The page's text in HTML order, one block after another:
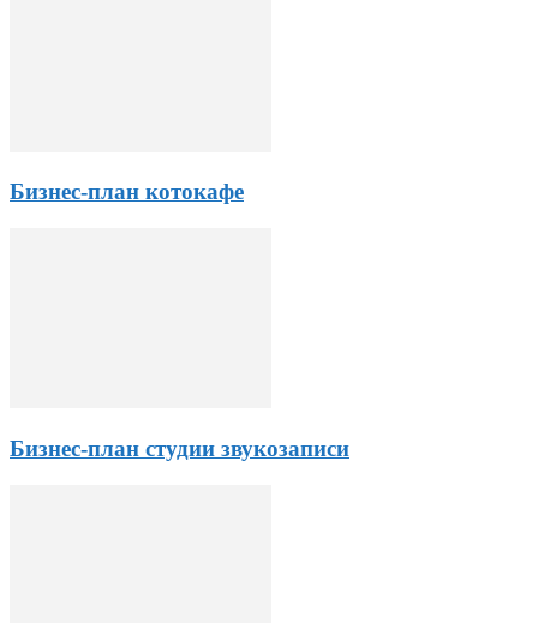
Бизнес-план котокафе
Бизнес-план студии звукозаписи